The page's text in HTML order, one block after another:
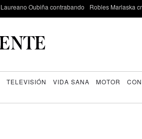
Laureano Oubiña contrabando Robles Marlaska
TELEVISIÓN VIDA SANA MOTOR